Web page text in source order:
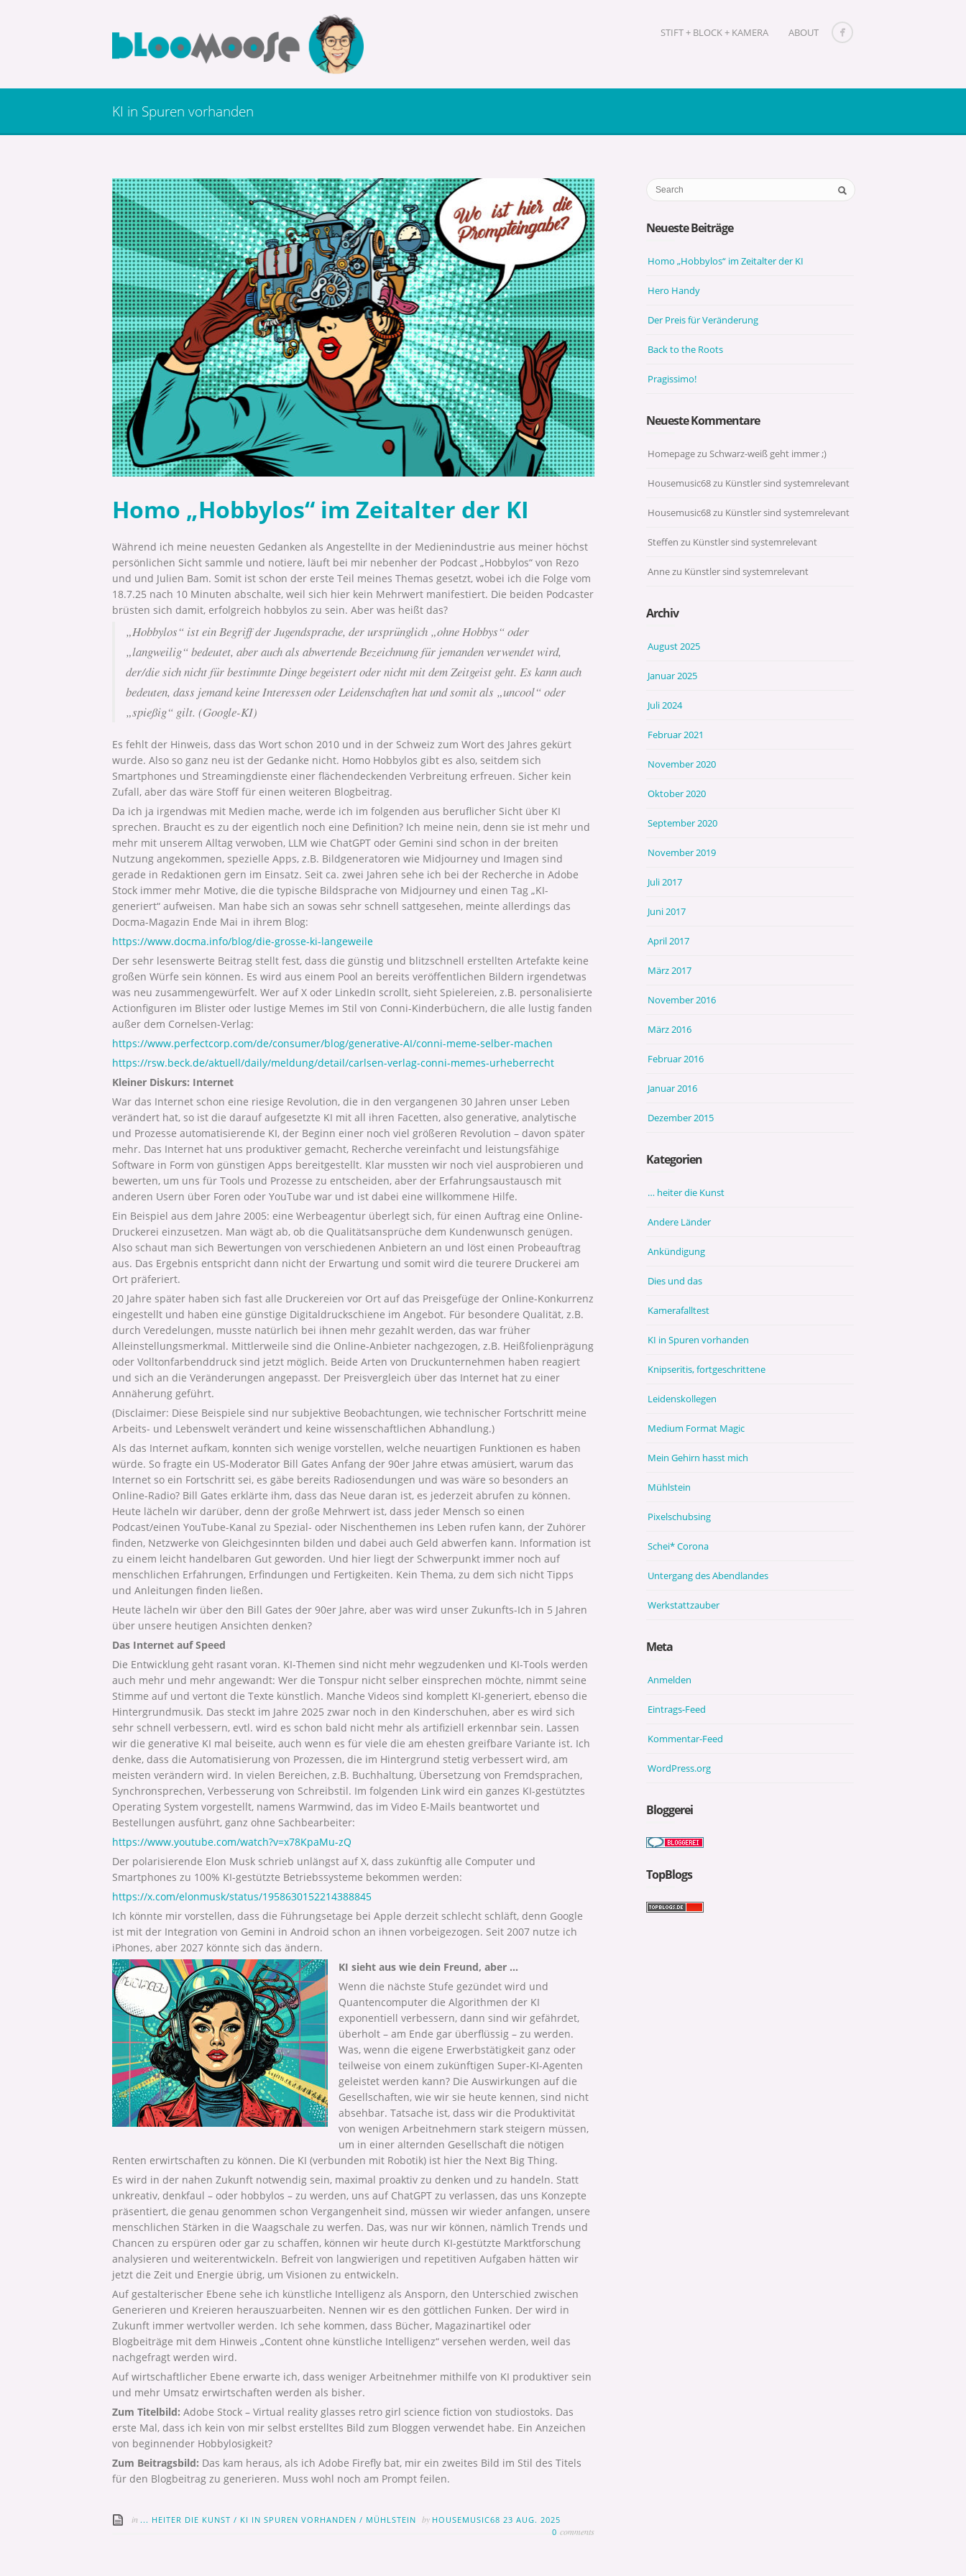
STIFT + BLOCK + KAMERA ABOUT
KI in Spuren vorhanden
Homo „Hobbylos“ im Zeitalter der KI
Während ich meine neuesten Gedanken als Angestellte in der Medienindustrie aus meiner höchst
persönlichen Sicht sammle und notiere, läuft bei mir nebenher der Podcast „Hobbylos“ von Rezo
und und Julien Bam. Somit ist schon der erste Teil meines Themas gesetzt, wobei ich die Folge vom
18.7.25 nach 10 Minuten abschalte, weil sich hier kein Mehrwert manifestiert. Die beiden Podcaster
brüsten sich damit, erfolgreich hobbylos zu sein. Aber was heißt das?
„Hobbylos“ ist ein Begriff der Jugendsprache, der ursprünglich „ohne Hobbys“ oder
„langweilig“ bedeutet, aber auch als abwertende Bezeichnung für jemanden verwendet wird,
der/die sich nicht für bestimmte Dinge begeistert oder nicht mit dem Zeitgeist geht. Es kann auch
bedeuten, dass jemand keine Interessen oder Leidenschaften hat und somit als „uncool“ oder
„spießig“ gilt. (Google-KI)
Es fehlt der Hinweis, dass das Wort schon 2010 und in der Schweiz zum Wort des Jahres gekürt
wurde. Also so ganz neu ist der Gedanke nicht. Homo Hobbylos gibt es also, seitdem sich
Smartphones und Streamingdienste einer flächendeckenden Verbreitung erfreuen. Sicher kein
Zufall, aber das wäre Stoff für einen weiteren Blogbeitrag.
Da ich ja irgendwas mit Medien mache, werde ich im folgenden aus beruflicher Sicht über KI
sprechen. Braucht es zu der eigentlich noch eine Definition? Ich meine nein, denn sie ist mehr und
mehr mit unserem Alltag verwoben, LLM wie ChatGPT oder Gemini sind schon in der breiten
Nutzung angekommen, spezielle Apps, z.B. Bildgeneratoren wie Midjourney und Imagen sind
gerade in Redaktionen gern im Einsatz. Seit ca. zwei Jahren sehe ich bei der Recherche in Adobe
Stock immer mehr Motive, die die typische Bildsprache von Midjourney und einen Tag „KI-
generiert“ aufweisen. Man habe sich an sowas sehr schnell sattgesehen, meinte allerdings das
Docma-Magazin Ende Mai in ihrem Blog:
https://www.docma.info/blog/die-grosse-ki-langeweile
Der sehr lesenswerte Beitrag stellt fest, dass die günstig und blitzschnell erstellten Artefakte keine
großen Würfe sein können. Es wird aus einem Pool an bereits veröffentlichen Bildern irgendetwas
was neu zusammengewürfelt. Wer auf X oder LinkedIn scrollt, sieht Spielereien, z.B. personalisierte
Actionfiguren im Blister oder lustige Memes im Stil von Conni-Kinderbüchern, die alle lustig fanden
außer dem Cornelsen-Verlag:
https://www.perfectcorp.com/de/consumer/blog/generative-AI/conni-meme-selber-machen
https://rsw.beck.de/aktuell/daily/meldung/detail/carlsen-verlag-conni-memes-urheberrecht
Kleiner Diskurs: Internet
War das Internet schon eine riesige Revolution, die in den vergangenen 30 Jahren unser Leben
verändert hat, so ist die darauf aufgesetzte KI mit all ihren Facetten, also generative, analytische
und Prozesse automatisierende KI, der Beginn einer noch viel größeren Revolution – davon später
mehr. Das Internet hat uns produktiver gemacht, Recherche vereinfacht und leistungsfähige
Software in Form von günstigen Apps bereitgestellt. Klar mussten wir noch viel ausprobieren und
bewerten, um uns für Tools und Prozesse zu entscheiden, aber der Erfahrungsaustausch mit
anderen Usern über Foren oder YouTube war und ist dabei eine willkommene Hilfe.
Ein Beispiel aus dem Jahre 2005: eine Werbeagentur überlegt sich, für einen Auftrag eine Online-
Druckerei einzusetzen. Man wägt ab, ob die Qualitätsansprüche dem Kundenwunsch genügen.
Also schaut man sich Bewertungen von verschiedenen Anbietern an und löst einen Probeauftrag
aus. Das Ergebnis entspricht dann nicht der Erwartung und somit wird die teurere Druckerei am
Ort präferiert.
20 Jahre später haben sich fast alle Druckereien vor Ort auf das Preisgefüge der Online-Konkurrenz
eingestellt und haben eine günstige Digitaldruckschiene im Angebot. Für besondere Qualität, z.B.
durch Veredelungen, musste natürlich bei ihnen mehr gezahlt werden, das war früher
Alleinstellungsmerkmal. Mittlerweile sind die Online-Anbieter nachgezogen, z.B. Heißfolienprägung
oder Volltonfarbenddruck sind jetzt möglich. Beide Arten von Druckunternehmen haben reagiert
und sich an die Veränderungen angepasst. Der Preisvergleich über das Internet hat zu einer
Annäherung geführt.
(Disclaimer: Diese Beispiele sind nur subjektive Beobachtungen, wie technischer Fortschritt meine
Arbeits- und Lebenswelt verändert und keine wissenschaftlichen Abhandlung.)
Als das Internet aufkam, konnten sich wenige vorstellen, welche neuartigen Funktionen es haben
würde. So fragte ein US-Moderator Bill Gates Anfang der 90er Jahre etwas amüsiert, warum das
Internet so ein Fortschritt sei, es gäbe bereits Radiosendungen und was wäre so besonders an
Online-Radio? Bill Gates erklärte ihm, dass das Neue daran ist, es jederzeit abrufen zu können.
Heute lächeln wir darüber, denn der große Mehrwert ist, dass jeder Mensch so einen
Podcast/einen YouTube-Kanal zu Spezial- oder Nischenthemen ins Leben rufen kann, der Zuhörer
finden, Netzwerke von Gleichgesinnten bilden und dabei auch Geld abwerfen kann. Information ist
zu einem leicht handelbaren Gut geworden. Und hier liegt der Schwerpunkt immer noch auf
menschlichen Erfahrungen, Erfindungen und Fertigkeiten. Kein Thema, zu dem sich nicht Tipps
und Anleitungen finden ließen.
Heute lächeln wir über den Bill Gates der 90er Jahre, aber was wird unser Zukunfts-Ich in 5 Jahren
über unsere heutigen Ansichten denken?
Das Internet auf Speed
Die Entwicklung geht rasant voran. KI-Themen sind nicht mehr wegzudenken und KI-Tools werden
auch mehr und mehr angewandt: Wer die Tonspur nicht selber einsprechen möchte, nimmt seine
Stimme auf und vertont die Texte künstlich. Manche Videos sind komplett KI-generiert, ebenso die
Hintergrundmusik. Das steckt im Jahre 2025 zwar noch in den Kinderschuhen, aber es wird sich
sehr schnell verbessern, evtl. wird es schon bald nicht mehr als artifiziell erkennbar sein. Lassen
wir die generative KI mal beiseite, auch wenn es für viele die am ehesten greifbare Variante ist. Ich
denke, dass die Automatisierung von Prozessen, die im Hintergrund stetig verbessert wird, am
meisten verändern wird. In vielen Bereichen, z.B. Buchhaltung, Übersetzung von Fremdsprachen,
Synchronsprechen, Verbesserung von Schreibstil. Im folgenden Link wird ein ganzes KI-gestütztes
Operating System vorgestellt, namens Warmwind, das im Video E-Mails beantwortet und
Bestellungen ausführt, ganz ohne Sachbearbeiter:
https://www.youtube.com/watch?v=x78KpaMu-zQ
Der polarisierende Elon Musk schrieb unlängst auf X, dass zukünftig alle Computer und
Smartphones zu 100% KI-gestützte Betriebssysteme bekommen werden:
https://x.com/elonmusk/status/1958630152214388845
Ich könnte mir vorstellen, dass die Führungsetage bei Apple derzeit schlecht schläft, denn Google
ist mit der Integration von Gemini in Android schon an ihnen vorbeigezogen. Seit 2007 nutze ich
iPhones, aber 2027 könnte sich das ändern.
KI sieht aus wie dein Freund, aber …
Wenn die nächste Stufe gezündet wird und
Quantencomputer die Algorithmen der KI
exponentiell verbessern, dann sind wir gefährdet,
überholt – am Ende gar überflüssig – zu werden.
Was, wenn die eigene Erwerbstätigkeit ganz oder
teilweise von einem zukünftigen Super-KI-Agenten
geleistet werden kann? Die Auswirkungen auf die
Gesellschaften, wie wir sie heute kennen, sind nicht
absehbar. Tatsache ist, dass wir die Produktivität
von wenigen Arbeitnehmern stark steigern müssen,
um in einer alternden Gesellschaft die nötigen
Renten erwirtschaften zu können. Die KI (verbunden mit Robotik) ist hier the Next Big Thing.
Es wird in der nahen Zukunft notwendig sein, maximal proaktiv zu denken und zu handeln. Statt
unkreativ, denkfaul – oder hobbylos – zu werden, uns auf ChatGPT zu verlassen, das uns Konzepte
präsentiert, die genau genommen schon Vergangenheit sind, müssen wir wieder anfangen, unsere
menschlichen Stärken in die Waagschale zu werfen. Das, was nur wir können, nämlich Trends und
Chancen zu erspüren oder gar zu schaffen, können wir heute durch KI-gestützte Marktforschung
analysieren und weiterentwickeln. Befreit von langwierigen und repetitiven Aufgaben hätten wir
jetzt die Zeit und Energie übrig, um Visionen zu entwickeln.
Auf gestalterischer Ebene sehe ich künstliche Intelligenz als Ansporn, den Unterschied zwischen
Generieren und Kreieren herauszuarbeiten. Nennen wir es den göttlichen Funken. Der wird in
Zukunft immer wertvoller werden. Ich sehe kommen, dass Bücher, Magazinartikel oder
Blogbeiträge mit dem Hinweis „Content ohne künstliche Intelligenz“ versehen werden, weil das
nachgefragt werden wird.
Auf wirtschaftlicher Ebene erwarte ich, dass weniger Arbeitnehmer mithilfe von KI produktiver sein
und mehr Umsatz erwirtschaften werden als bisher.
Zum Titelbild: Adobe Stock – Virtual reality glasses retro girl science fiction von studiostoks. Das
erste Mal, dass ich kein von mir selbst erstelltes Bild zum Bloggen verwendet habe. Ein Anzeichen
von beginnender Hobbylosigkeit?
Zum Beitragsbild: Das kam heraus, als ich Adobe Firefly bat, mir ein zweites Bild im Stil des Titels
für den Blogbeitrag zu generieren. Muss wohl noch am Prompt feilen.
in ... HEITER DIE KUNST / KI IN SPUREN VORHANDEN / MÜHLSTEIN by HOUSEMUSIC68 23 AUG. 2025
0 comments
Neueste Beiträge
Homo „Hobbylos“ im Zeitalter der KI
Hero Handy
Der Preis für Veränderung
Back to the Roots
Pragissimo!
Neueste Kommentare
HomepagezuSchwarz-weiß geht immer ;)
Housemusic68zu Künstler sind systemrelevant
Housemusic68zu Künstler sind systemrelevant
Steffen zu Künstler sind systemrelevant
Annezu Künstler sind systemrelevant
Archiv
August 2025
Januar 2025
Juli 2024
Februar 2021
November 2020
Oktober 2020
September 2020
November 2019
Juli 2017
Juni 2017
April 2017
März 2017
November 2016
März 2016
Februar 2016
Januar 2016
Dezember 2015
Kategorien
… heiter die Kunst
Andere Länder
Ankündigung
Dies und das
Kamerafalltest
KI in Spuren vorhanden
Knipseritis, fortgeschrittene
Leidenskollegen
Medium Format Magic
Mein Gehirn hasst mich
Mühlstein
Pixelschubsing
Schei* Corona
Untergang des Abendlandes
Werkstattzauber
Meta
Anmelden
Eintrags-Feed
Kommentar-Feed
WordPress.org
Bloggerei
TopBlogs